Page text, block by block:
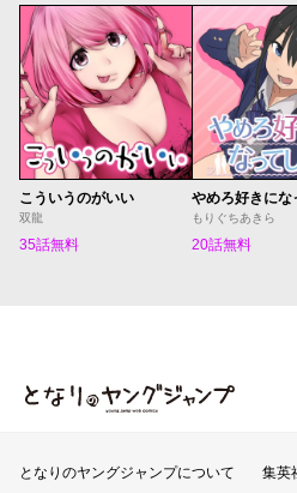
こういうのがいい
双龍
35話無料
やめろ好きにな
もりぐちあきら
20話無料
となりのヤング
となりのヤングジャンプについて
集英